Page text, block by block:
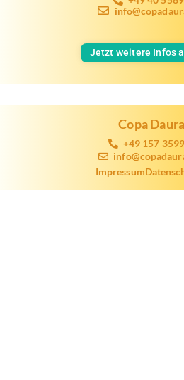
Jetzt weitere Infos
Copa
+49 157
Impressum